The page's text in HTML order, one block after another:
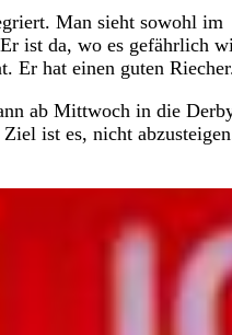
Man sieht sowohl im
ist da, wo es gefährlich
Er hat einen guten
ab Mittwoch in die
ist es, nicht